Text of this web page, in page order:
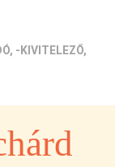
-KIVITELEZŐ,